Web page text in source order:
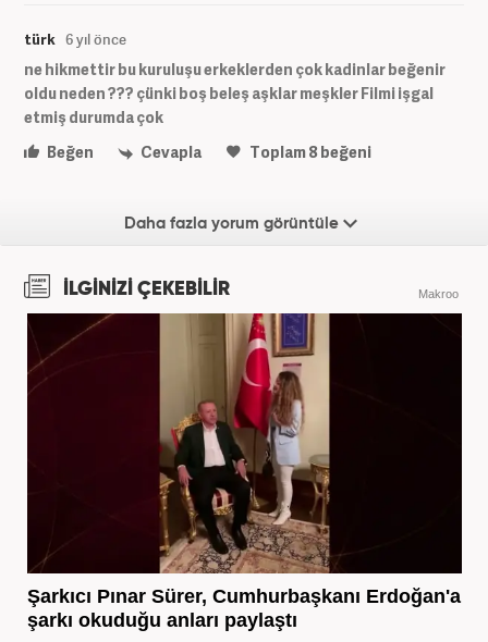
türk 6 yıl önce
ne hikmettir bu kuruluşu erkeklerden çok kadinlar beğenir
oldu neden ??? çünki boş beleş aşklar meşkler Filmi işgal
etmiş durumda çok
Beğen
Cevapla Toplam8beğeni
Daha fazla yorum görüntüle
İLGİNİZİ ÇEKEBİLİR Makroo
Şarkıcı Pınar Sürer, Cumhurbaşkanı Erdoğan'a
şarkı okuduğu anları paylaştı